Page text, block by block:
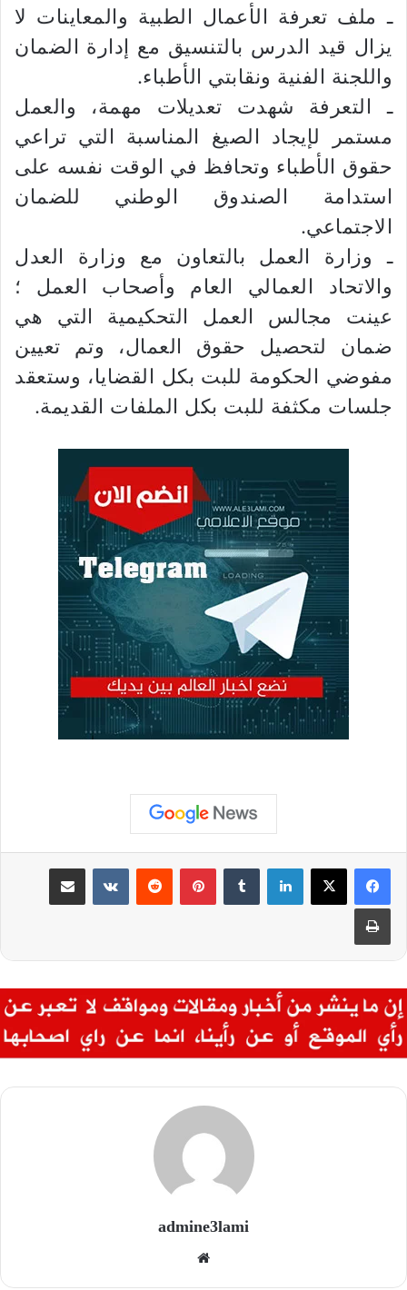
ـ ملف تعرفة الأعمال الطبية والمعاينات لا
يزال قيد الدرس بالتنسيق مع إدارة الضمان
واللجنة الفنية ونقابتي الأطباء.
ـ التعرفة شهدت تعديلات مهمة، والعمل
مستمر لإيجاد الصيغ المناسبة التي تراعي
حقوق الأطباء وتحافظ في الوقت نفسه على
استدامة الصندوق الوطني للضمان
الاجتماعي.
ـ وزارة العمل بالتعاون مع وزارة العدل
والاتحاد العمالي العام وأصحاب العمل ؛
عينت مجالس العمل التحكيمية التي هي
ضمان لتحصيل حقوق العمال، وتم تعيين
مفوضي الحكومة للبت بكل القضايا، وستعقد
جلسات مكثفة للبت بكل الملفات القديمة.
لينكدإن بينتيريست
admine3lami